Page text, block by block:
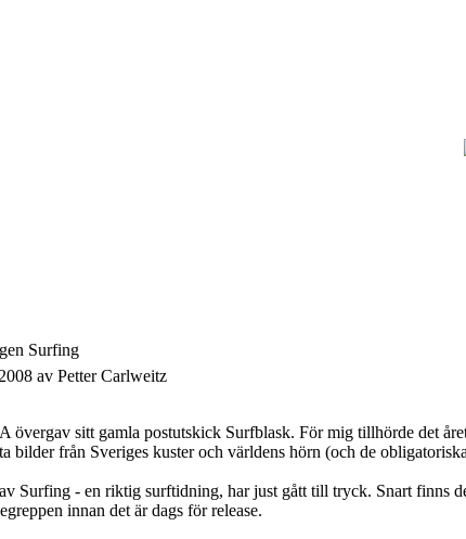
Surfing
av Petter Carlweitz
övergav sitt gamla postutskick Surfblask. För mig tillhörde det
bilder från Sveriges kuster och världens hörn (och de
Surfing - en riktig surftidning, har just gått till tryck. Snart finns
innan det är dags för release.